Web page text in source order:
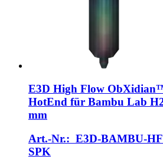
E3D High Flow
HotEnd für Bambu Lab
mm
Art.-Nr.: E3D-BAMBU-
SPK